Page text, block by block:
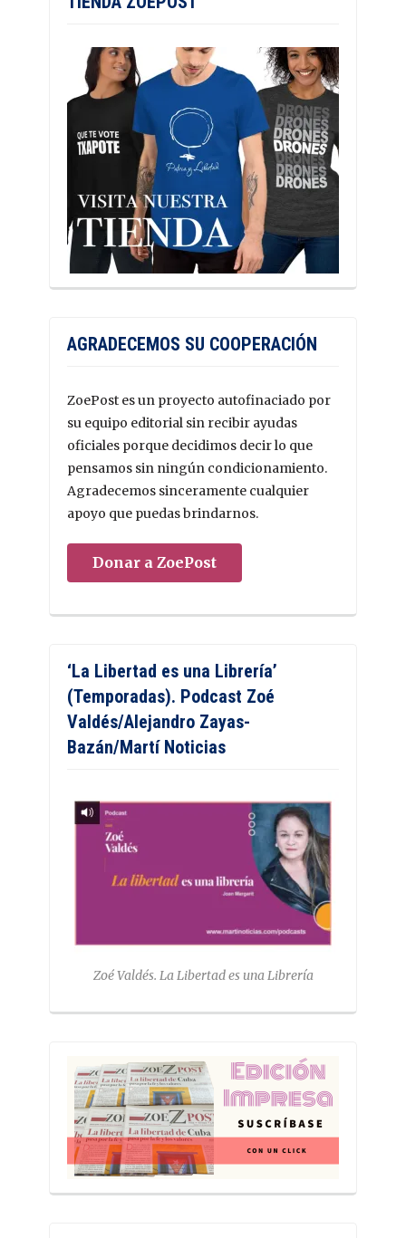
AGRADECEMOS SU COOPERACIÓN
ZoePost es un proyecto autofinaciado por
su equipo editorial sin recibir ayudas
oficiales porque decidimos decir lo que
pensamos sin ningún condicionamiento.
Agradecemos sinceramente cualquier
apoyo que puedas brindarnos.
Donar a ZoePost
‘La Libertad es una Librería’
(Temporadas). Podcast Zoé
Valdés/Alejandro Zayas-
Bazán/Martí Noticias
Zoé Valdés. La Libertad es una Librería